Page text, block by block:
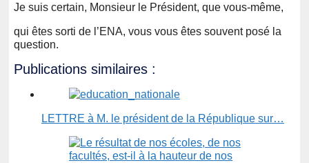
Je suis certain, Monsieur le Président, que vous-même,
qui êtes sorti de l’ENA, vous vous êtes souvent posé la
question.
Publications similaires :
LETTRE à M. le président de la République sur…